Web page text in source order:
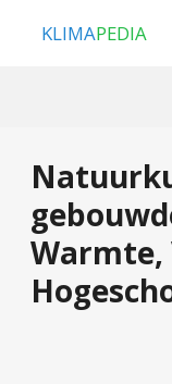
KLIMAPEDIA
Warmte,